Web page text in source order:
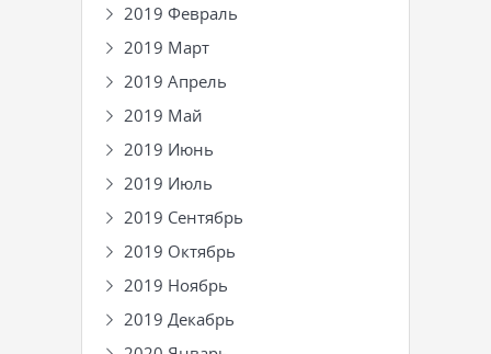
2019 Февраль
2019 Март
2019 Апрель
2019 Май
2019 Июнь
2019 Июль
2019 Сентябрь
2019 Октябрь
2019 Ноябрь
2019 Декабрь